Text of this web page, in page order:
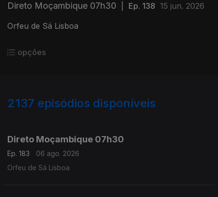
Direto Moçambique 07h30 Ep. 138 15 jun. 2026
Orfeu de Sá Lisboa
opções
2137 episódios disponíveis
Direto Moçambique 07h30
Ep. 183
06 ago. 2026
Orfeu de Sá Lisboa